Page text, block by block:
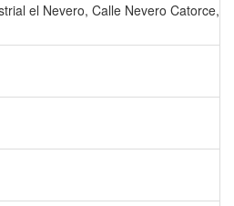
el Nevero, Calle Nevero Catorce,